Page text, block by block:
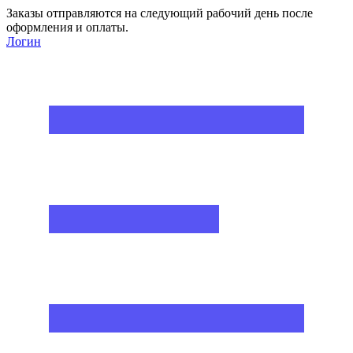
Заказы отправляются на следующий рабочий день после
оформления и оплаты.
Логин